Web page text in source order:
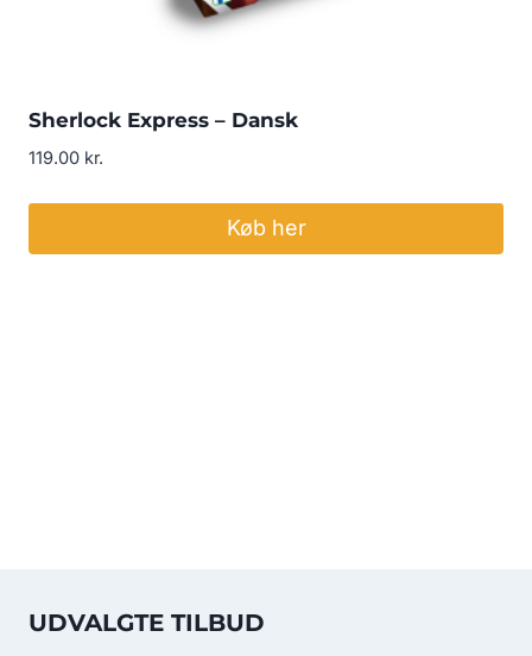
Sherlock Express – Dansk
119.00 kr.
Køb her
UDVALGTE TILBUD